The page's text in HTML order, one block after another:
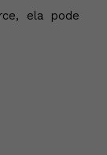
ela pode